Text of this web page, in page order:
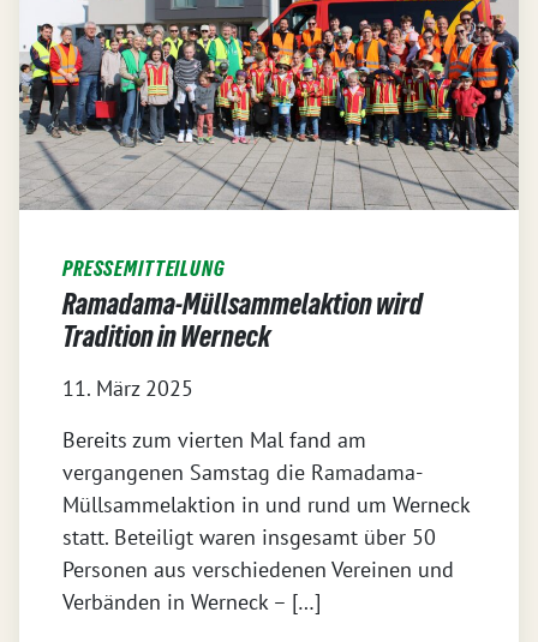
PRESSEMITTEILUNG
Ramadama-Müllsammelaktion wird
Tradition in Werneck
11. März 2025
Bereits zum vierten Mal fand am
vergangenen Samstag die Ramadama-
Müllsammelaktion in und rund um Werneck
statt. Beteiligt waren insgesamt über 50
Personen aus verschiedenen Vereinen und
Verbänden in Werneck – […]